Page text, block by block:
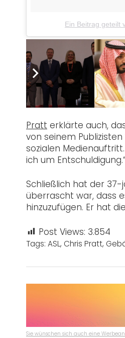
Ein Beitrag geteilt
Sein
Gebärdensprache
die Bemerkung nur
sei denn, man tippt
Untertitel brauchen,
Pratt erklärte auch,
von seinem
sozialen
ich um Entschuldigung.“
Schließlich hat der
überrascht war, dass
hinzuzufügen. Er hat
Post Views: 3.854
Tags: ASL, Chris Pratt,
Sie wünschen sich auch eine